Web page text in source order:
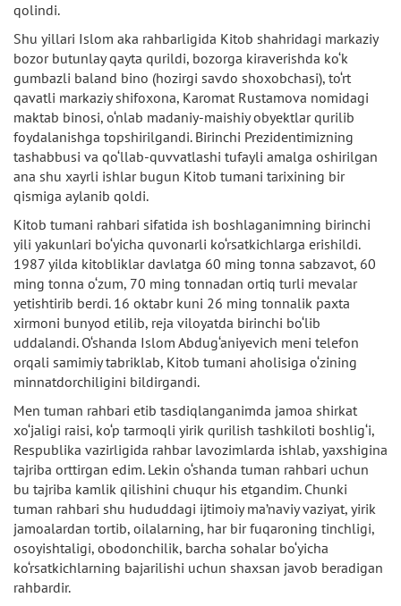
qolindi.
Shu yillari Islom aka rahbarligida Kitob shahridagi markaziy
bozor butunlay qayta qurildi, bozorga kiraverishda ko‘k
gumbazli baland bino (hozirgi savdo shoxobchasi), to‘rt
qavatli markaziy shifoxona, Karomat Rustamova nomidagi
maktab binosi, o‘nlab madaniy-maishiy obyektlar qurilib
foydalanishga topshirilgandi. Birinchi Prezidentimizning
tashabbusi va qo‘llab-quvvatlashi tufayli amalga oshirilgan
ana shu xayrli ishlar bugun Kitob tumani tarixining bir
qismiga aylanib qoldi.
Kitob tumani rahbari sifatida ish boshlaganimning birinchi
yili yakunlari bo‘yicha quvonarli ko‘rsatkichlarga erishildi.
1987 yilda kitobliklar davlatga 60 ming tonna sabzavot, 60
ming tonna o‘zum, 70 ming tonnadan ortiq turli mevalar
yetishtirib berdi. 16 oktabr kuni 26 ming tonnalik paxta
xirmoni bunyod etilib, reja viloyatda birinchi bo‘lib
uddalandi. O‘shanda Islom Abdug‘aniyevich meni telefon
orqali samimiy tabriklab, Kitob tumani aholisiga o‘zining
minnatdorchiligini bildirgandi.
Men tuman rahbari etib tasdiqlanganimda jamoa shirkat
xo‘jaligi raisi, ko‘p tarmoqli yirik qurilish tashkiloti boshlig‘i,
Respublika vazirligida rahbar lavozimlarda ishlab, yaxshigina
tajriba orttirgan edim. Lekin o‘shanda tuman rahbari uchun
bu tajriba kamlik qilishini chuqur his etgandim. Chunki
tuman rahbari shu hududdagi ijtimoiy ma’naviy vaziyat, yirik
jamoalardan tortib, oilalarning, har bir fuqaroning tinchligi,
osoyishtaligi, obodonchilik, barcha sohalar bo‘yicha
ko‘rsatkichlarning bajarilishi uchun shaxsan javob beradigan
rahbardir.